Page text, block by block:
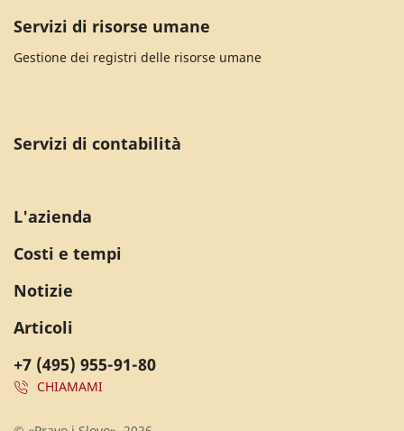
Servizi di risorse umane
Gestione dei registri delle risorse umane
Servizi di contabilità
+7 (495) 955-91-80
CHIAMAMI
L'azienda
Costi e tempi
Notizie
Articoli